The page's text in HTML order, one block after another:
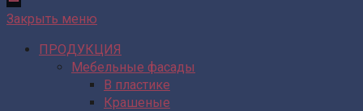
Закрыть меню
ПРОДУКЦИЯ
Мебельные фасады
В пластике
Крашеные